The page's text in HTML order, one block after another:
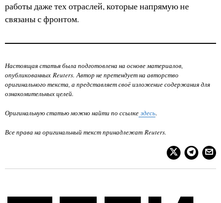
работы даже тех отраслей, которые напрямую не
связаны с фронтом.
Настоящая статья была подготовлена на основе материалов,
опубликованных Reuters. Автор не претендует на авторство
оригинального текста, а представляет своё изложение содержания для
ознакомительных целей.
Оригинальную статью можно найти по ссылке здесь.
Все права на оригинальный текст принадлежат Reuters.